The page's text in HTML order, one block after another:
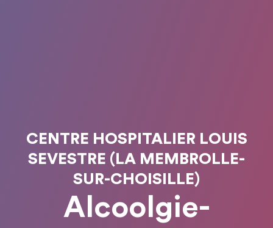
CENTRE HOSPITALIER LOUIS
SEVESTRE (LA MEMBROLLE-
SUR-CHOISILLE)
Alcoolgie-